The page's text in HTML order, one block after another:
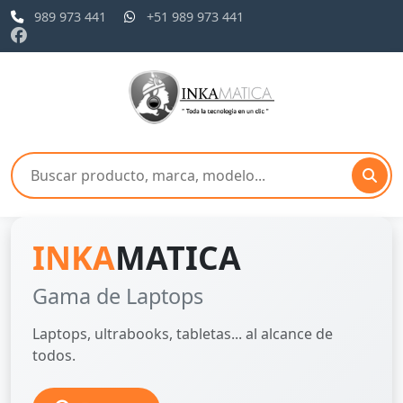
989 973 441 +51 989 973 441
INKAMATICA
Gama de Laptops
Laptops, ultrabooks, tabletas... al alcance de
todos.